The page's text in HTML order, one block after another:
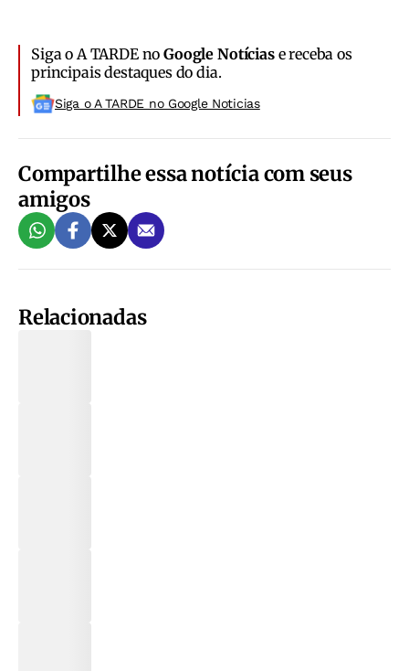
Siga o A TARDE noGoogle Notíciase receba os
principais destaques do dia.
Siga o A TARDE no Google Noticias
Compartilhe essa notícia com seus
amigos
Relacionadas